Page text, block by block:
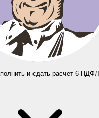
и сдать расчет 6-НДФЛ